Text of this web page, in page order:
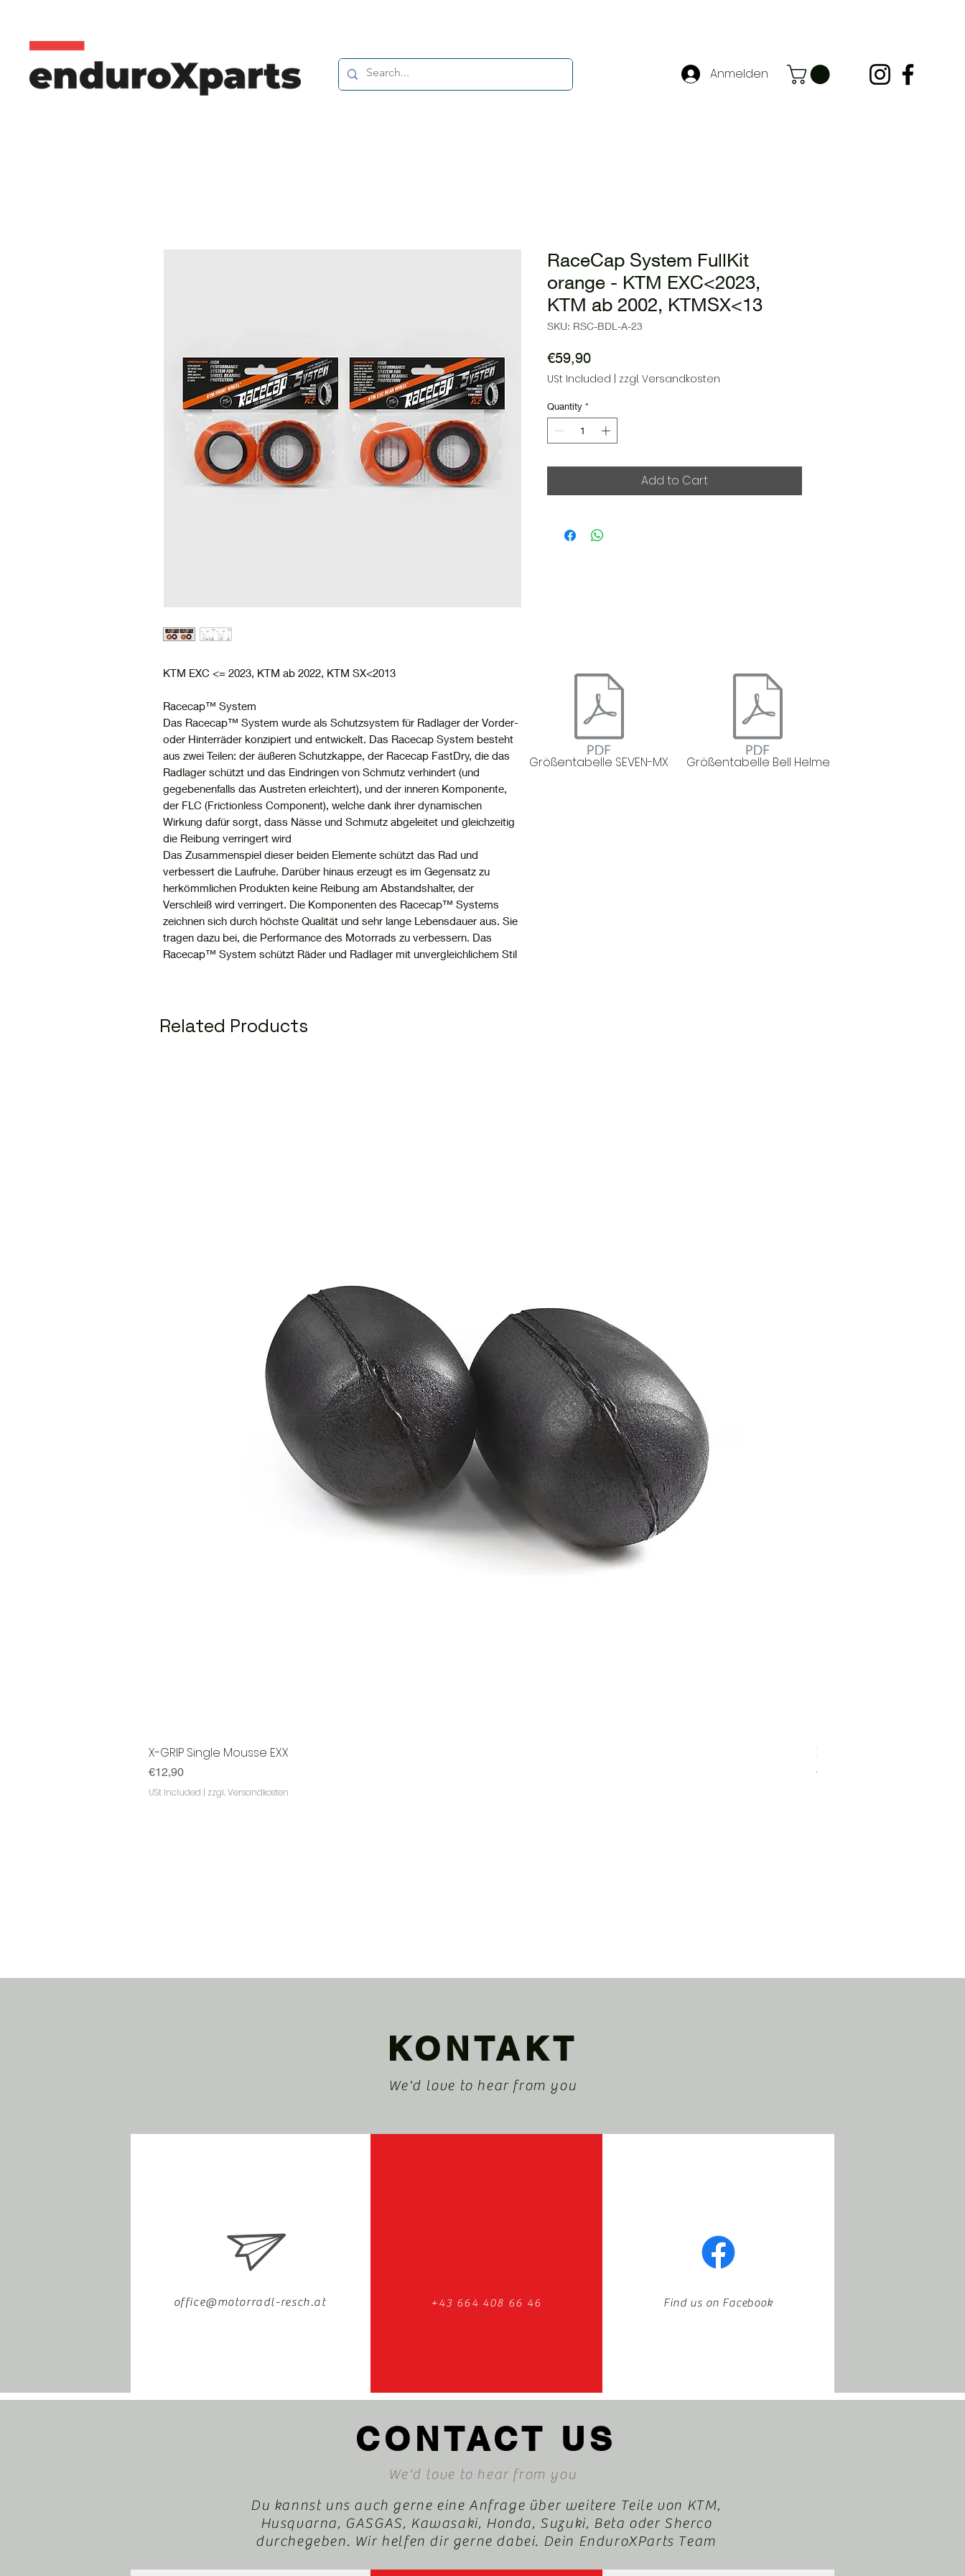
Anmelden
KTM EXC <= 2023, KTM ab 2022, KTM SX<2013
Racecap™ System
Das Racecap™ System wurde als Schutzsystem für Radlager der Vorder-
oder Hinterräder konzipiert und entwickelt. Das Racecap System besteht
aus zwei Teilen: der äußeren Schutzkappe, der Racecap FastDry, die das
Radlager schützt und das Eindringen von Schmutz verhindert (und
gegebenenfalls das Austreten erleichtert), und der inneren Komponente,
der FLC (Frictionless Component), welche dank ihrer dynamischen
Wirkung dafür sorgt, dass Nässe und Schmutz abgeleitet und gleichzeitig
die Reibung verringert wird
Das Zusammenspiel dieser beiden Elemente schützt das Rad und
verbessert die Laufruhe. Darüber hinaus erzeugt es im Gegensatz zu
herkömmlichen Produkten keine Reibung am Abstandshalter, der
Verschleiß wird verringert. Die Komponenten des Racecap™ Systems
zeichnen sich durch höchste Qualität und sehr lange Lebensdauer aus. Sie
tragen dazu bei, die Performance des Motorrads zu verbessern. Das
Racecap™ System schützt Räder und Radlager mit unvergleichlichem Stil
RaceCap System FullKit
orange - KTM EXC<2023,
KTM ab 2002, KTMSX<13
SKU: RSC-BDL-A-23
€59,90Price
USt Included zzgl. Versandkosten
Quantity *
Add to Cart
Größentabelle SEVEN-MX Größentabelle Bell Helme
Related Products
X-GRIP Single Mousse EXX
Price
€12,90
USt Included | zzgl. Versandkosten
X-GRIP Mousse EXX - SET
Price
€129,90
KONTAKT
We'd love to hear from you
office@motorradl-resch.at +43 664 408 66 46 Find us on Facebook
CONTACT US
We'd love to hear from you
Du kannst uns auch gerne eine Anfrage über weitere Teile von KTM,
Husqvarna, GASGAS, Kawasaki, Honda, Suzuki, Beta oder Sherco
durchegeben. Wir helfen dir gerne dabei. Dein EnduroXParts Team